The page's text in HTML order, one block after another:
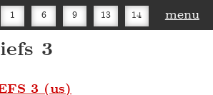
1 6 9 13 14
27
menu
3
3 (us)